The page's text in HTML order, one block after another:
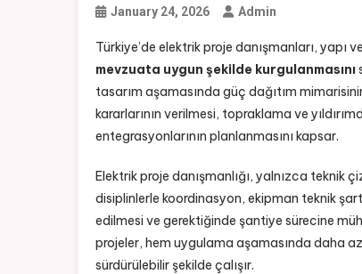
January 24, 2026 Admin
Türkiye’de elektrik proje danışmanları, yapı
mevzuata uygun şekilde kurgulanmasını
tasarım aşamasında güç dağıtım
kararlarının verilmesi, topraklama ve
entegrasyonlarının planlanmasını kapsar.
Elektrik proje danışmanlığı, yalnızca teknik
disiplinlerle koordinasyon, ekipman teknik
edilmesi ve gerektiğinde şantiye sürecine
projeler, hem uygulama aşamasında daha
sürdürülebilir şekilde çalışır.